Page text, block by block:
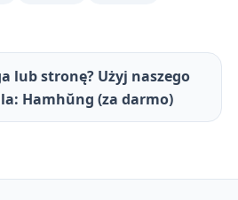
lub stronę? Użyj naszego
Hamhŭng (za darmo)